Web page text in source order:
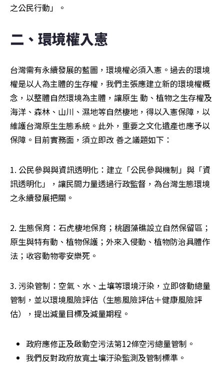
之公民行動」。
二、環境權入憲
台灣需有永續發展的藍圖，環境權必須入憲。過去的環境
權是以人為主體的生存權，我們主張應建立新的環境權概
念，以整體自然環境為主體，讓原生 動、植物之生存權及
海洋、森林、山川、濕地等自然棲地，得以入憲保障，以
維護台灣原生生態系統。此外，重要之文化遺產也應予以
保障。目前實務面，須立即改 善之議題如下：
1. 公民參與與資訊透明化：建立「公民參與機制」與「資
訊透明化」，讓民間力量透過行政監督，為台灣生態環境
之永續發展把關。
2. 生態保育：石虎棲地保育；桃園藻礁設立自然保留區；
原生與特有動、植物保護；外來入侵動、植物防治具體作
法；收容動物零安樂死。
3. 污染管制：空氣、水、土壤等環境汙染，立即啓動總量
管制，並以環境風險評估（生態風險評估＋健康風險評
估），提出減量目標及減量期程。
政府應修正及啟動空污法第12條空污總量管制。
我們反對政府放寬土壤汙染監測及管制標準。